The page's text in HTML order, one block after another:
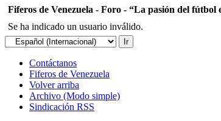
Fiferos de Venezuela - Foro - “La pasión del fútbol
Se ha indicado un usuario inválido.
Contáctanos
Fiferos de Venezuela
Volver arriba
Archivo (Modo simple)
Sindicación RSS